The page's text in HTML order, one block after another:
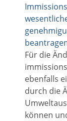
Für die
ebenfalls
durch die
können